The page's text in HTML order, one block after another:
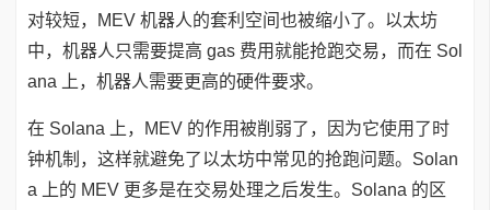
对较短，MEV 机器人的套利空间也被缩小了。以太坊
中，机器人只需要提高 gas 费用就能抢跑交易，而在 Sol
ana 上，机器人需要更高的硬件要求。
在 Solana 上，MEV 的作用被削弱了，因为它使用了时
钟机制，这样就避免了以太坊中常见的抢跑问题。Solan
a 上的 MEV 更多是在交易处理之后发生。Solana 的区